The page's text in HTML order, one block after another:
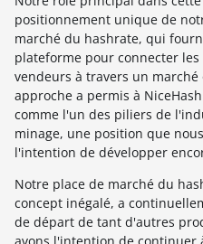
positionnement unique de
marché du hashrate, qui
plateforme pour connecter les
vendeurs à travers un marché
approche a permis à
comme l'un des piliers de
minage, une position que
l'intention de développer
Notre place de marché du
concept inégalé, a
de départ de tant d'autres